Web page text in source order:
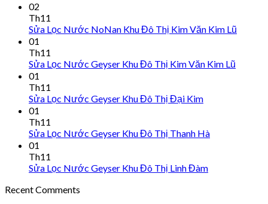
02
Th11
Sửa Lọc Nước NoNan Khu Đô Thị Kim Văn Kim Lũ
01
Th11
Sửa Lọc Nước Geyser Khu Đô Thị Kim Văn Kim Lũ
01
Th11
Sửa Lọc Nước Geyser Khu Đô Thị Đại Kim
01
Th11
Sửa Lọc Nước Geyser Khu Đô Thị Thanh Hà
01
Th11
Sửa Lọc Nước Geyser Khu Đô Thị Linh Đàm
Recent Comments